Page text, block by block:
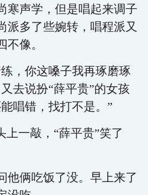
寒声学，但是唱起来调子
派多了些婉转，唱程派又
像。
，你这嗓子我再琢磨琢
去说扮“薛平贵”的女孩
唱错，找打不是。”
上一敲，“薛平贵”笑了
他俩吃饭了没。早上来了